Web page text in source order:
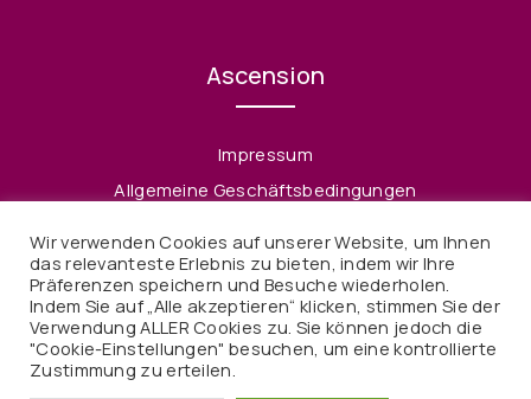
Ascension
Impressum
Allgemeine Geschäftsbedingungen
Widerruf
© 2021 Ascension. Alle Rechte vorbehalten
Wir verwenden Cookies auf unserer Website, um Ihnen
das relevanteste Erlebnis zu bieten, indem wir Ihre
Präferenzen speichern und Besuche wiederholen.
Indem Sie auf „Alle akzeptieren“ klicken, stimmen Sie der
Verwendung ALLER Cookies zu. Sie können jedoch die
"Cookie-Einstellungen" besuchen, um eine kontrollierte
Zustimmung zu erteilen.